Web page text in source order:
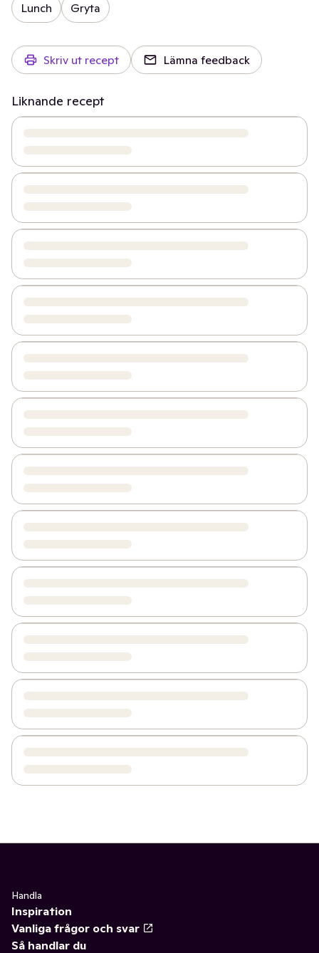
Lunch Gryta
Skriv ut recept Lämna feedback
Liknande recept
Handla
Inspiration
Vanliga frågor och svar
Så handlar du